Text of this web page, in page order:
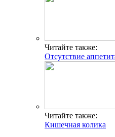
Читайте также:
Отсутствие
Читайте также:
Кишечная колика